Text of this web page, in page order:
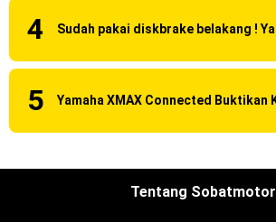
Tentang Sobatmotor